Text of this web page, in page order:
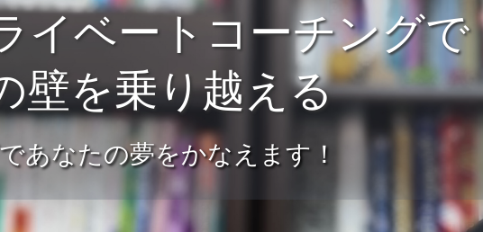
イベートコーチングで
壁を乗り越える
あなたの夢をかなえます！